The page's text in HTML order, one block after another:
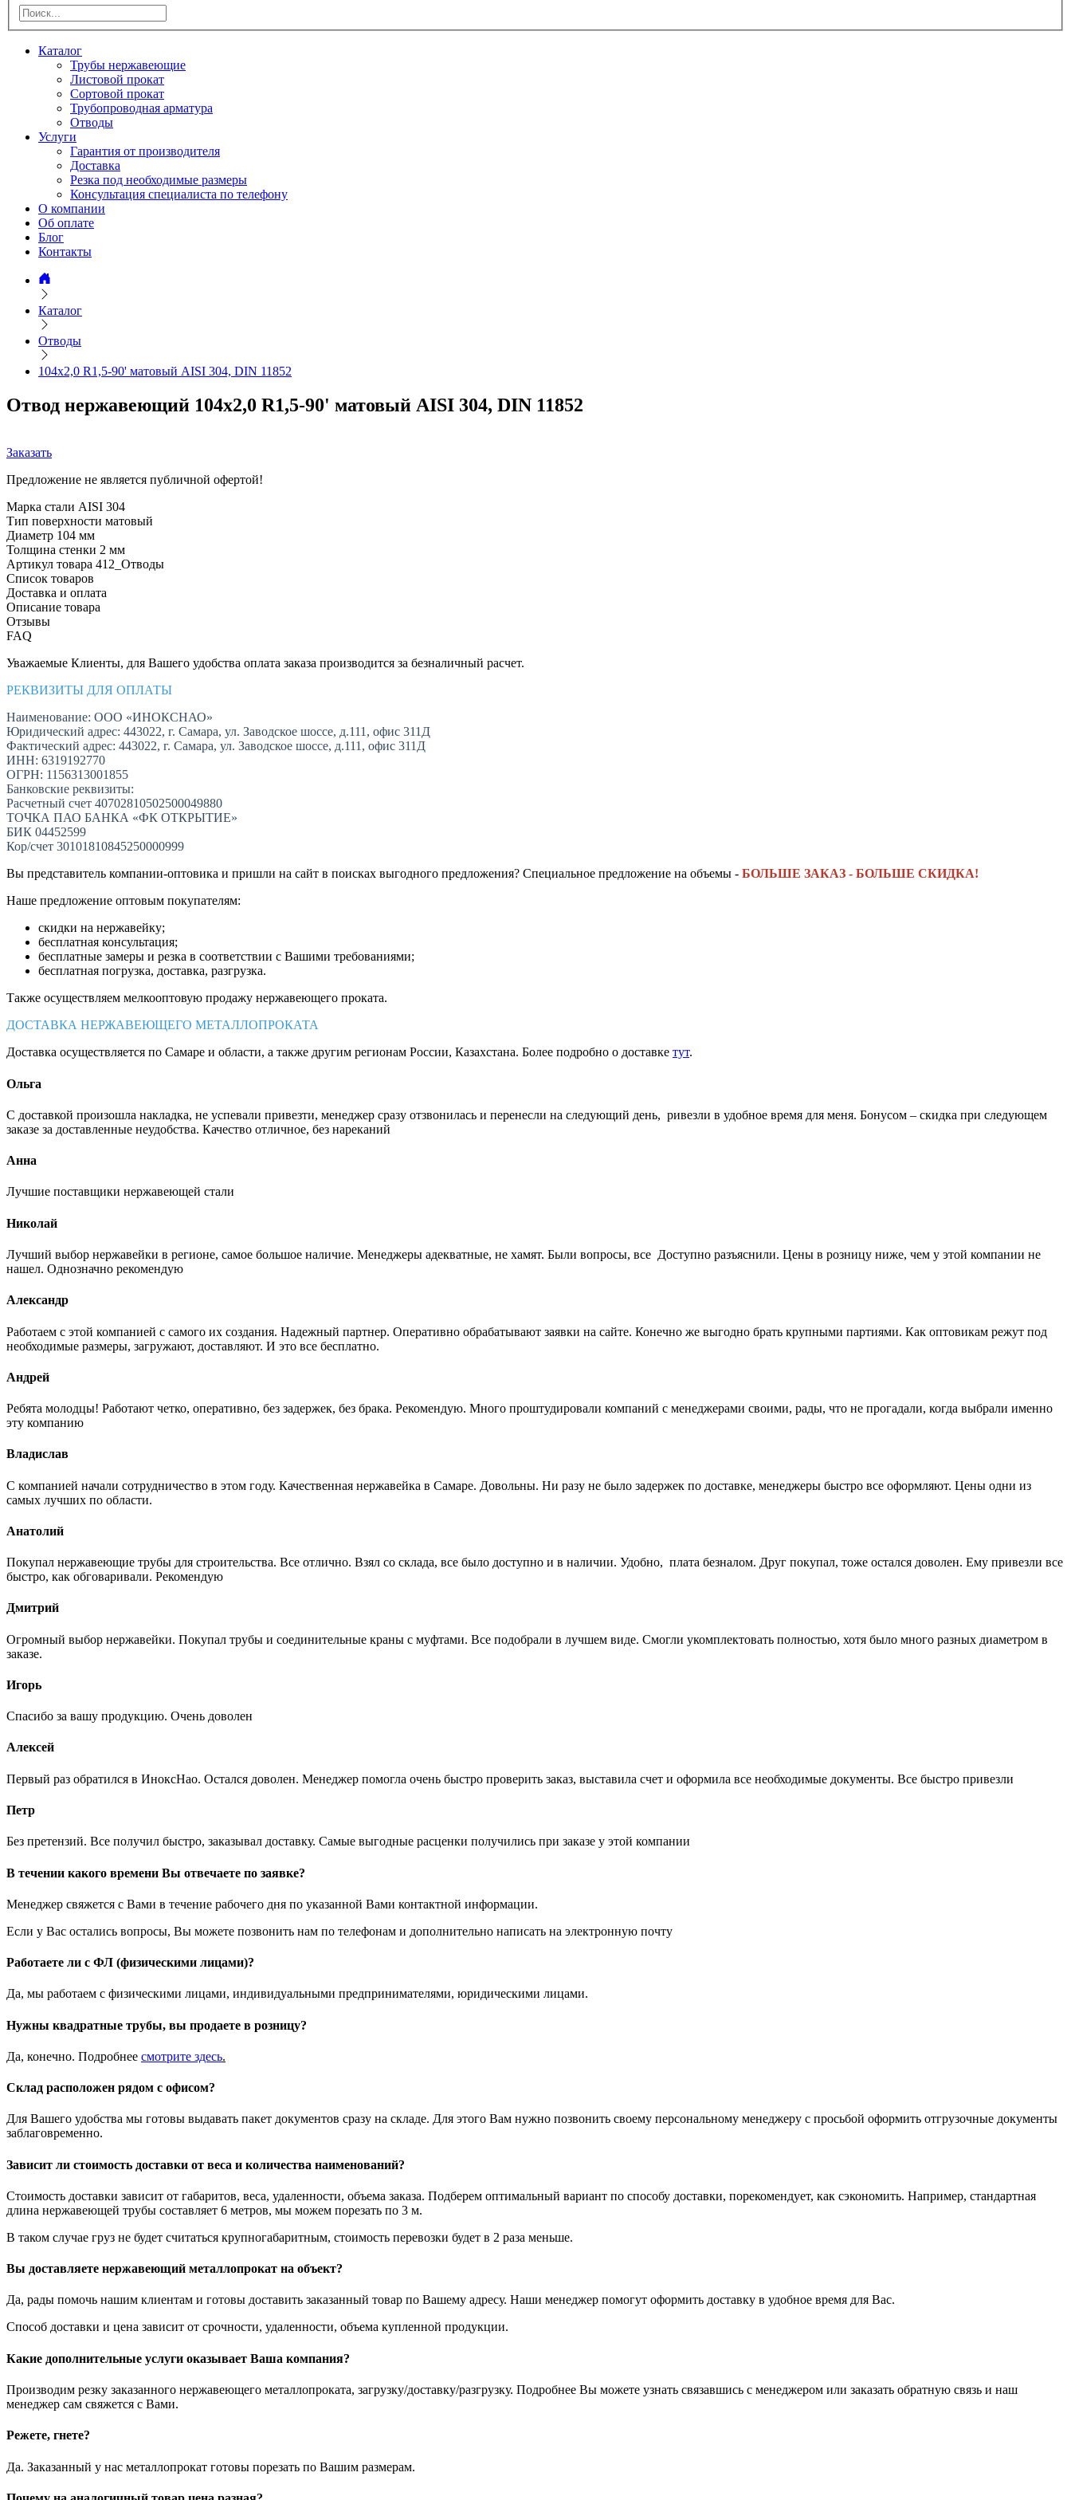
Каталог
Трубы нержавеющие
Листовой прокат
Сортовой прокат
Трубопроводная арматура
Отводы
Услуги
Гарантия от производителя
Доставка
Резка под необходимые размеры
Консультация специалиста по телефону
О компании
Об оплате
Блог
Контакты
Каталог
Отводы
104х2,0 R1,5-90' матовый AISI 304, DIN 11852
Отвод нержавеющий 104х2,0 R1,5-90' матовый AISI 304, DIN 11852
Заказать
Предложение не является публичной офертой!
Марка стали AISI 304
Тип поверхности матовый
Диаметр 104 мм
Толщина стенки 2 мм
Артикул товара 412_Отводы
Список товаров
Доставка и оплата
Описание товара
Отзывы
FAQ
Уважаемые Клиенты, для Вашего удобства оплата заказа производится за безналичный расчет.
РЕКВИЗИТЫ ДЛЯ ОПЛАТЫ
Наименование: ООО «ИНОКСНАО»
Юридический адрес: 443022, г. Самара, ул. Заводское шоссе, д.111, офис 311Д
Фактический адрес: 443022, г. Самара, ул. Заводское шоссе, д.111, офис 311Д
ИНН: 6319192770
ОГРН: 1156313001855
Банковские реквизиты:
Расчетный счет 40702810502500049880
ТОЧКА ПАО БАНКА «ФК ОТКРЫТИЕ»
БИК 04452599
Кор/счет 30101810845250000999
Вы представитель компании-оптовика и пришли на сайт в поисках выгодного предложения? Специальное предложение на объемы - БОЛЬШЕ ЗАКАЗ - БОЛЬШЕ СКИДКА!
Наше предложение оптовым покупателям:
скидки на нержавейку;
бесплатная консультация;
бесплатные замеры и резка в соответствии с Вашими требованиями;
бесплатная погрузка, доставка, разгрузка.
Также осуществляем мелкооптовую продажу нержавеющего проката.
ДОСТАВКА НЕРЖАВЕЮЩЕГО МЕТАЛЛОПРОКАТА
Доставка осуществляется по Самаре и области, а также другим регионам России, Казахстана. Более подробно о доставке тут.
Ольга
С доставкой произошла накладка, не успевали привезти, менеджер сразу отзвонилась и перенесли на следующий день, ривезли в удобное время для меня. Бонусом – скидка при следующем
заказе за доставленные неудобства. Качество отличное, без нареканий
Анна
Лучшие поставщики нержавеющей стали
Николай
Лучший выбор нержавейки в регионе, самое большое наличие. Менеджеры адекватные, не хамят. Были вопросы, все Доступно разъяснили. Цены в розницу ниже, чем у этой компании не
нашел. Однозначно рекомендую
Александр
Работаем с этой компанией с самого их создания. Надежный партнер. Оперативно обрабатывают заявки на сайте. Конечно же выгодно брать крупными партиями. Как оптовикам режут под
необходимые размеры, загружают, доставляют. И это все бесплатно.
Андрей
Ребята молодцы! Работают четко, оперативно, без задержек, без брака. Рекомендую. Много проштудировали компаний с менеджерами своими, рады, что не прогадали, когда выбрали именно
эту компанию
Владислав
С компанией начали сотрудничество в этом году. Качественная нержавейка в Самаре. Довольны. Ни разу не было задержек по доставке, менеджеры быстро все оформляют. Цены одни из
самых лучших по области.
Анатолий
Покупал нержавеющие трубы для строительства. Все отлично. Взял со склада, все было доступно и в наличии. Удобно, плата безналом. Друг покупал, тоже остался доволен. Ему привезли все
быстро, как обговаривали. Рекомендую
Дмитрий
Огромный выбор нержавейки. Покупал трубы и соединительные краны с муфтами. Все подобрали в лучшем виде. Смогли укомплектовать полностью, хотя было много разных диаметром в
заказе.
Игорь
Спасибо за вашу продукцию. Очень доволен
Алексей
Первый раз обратился в ИноксНао. Остался доволен. Менеджер помогла очень быстро проверить заказ, выставила счет и оформила все необходимые документы. Все быстро привезли
Петр
Без претензий. Все получил быстро, заказывал доставку. Самые выгодные расценки получились при заказе у этой компании
В течении какого времени Вы отвечаете по заявке?
Менеджер свяжется с Вами в течение рабочего дня по указанной Вами контактной информации.
Если у Вас остались вопросы, Вы можете позвонить нам по телефонам и дополнительно написать на электронную почту
Работаете ли с ФЛ (физическими лицами)?
Да, мы работаем с физическими лицами, индивидуальными предпринимателями, юридическими лицами.
Нужны квадратные трубы, вы продаете в розницу?
Да, конечно. Подробнее смотрите здесь.
Склад расположен рядом с офисом?
Для Вашего удобства мы готовы выдавать пакет документов сразу на складе. Для этого Вам нужно позвонить своему персональному менеджеру с просьбой оформить отгрузочные документы
заблаговременно.
Зависит ли стоимость доставки от веса и количества наименований?
Стоимость доставки зависит от габаритов, веса, удаленности, объема заказа. Подберем оптимальный вариант по способу доставки, порекомендует, как сэкономить. Например, стандартная
длина нержавеющей трубы составляет 6 метров, мы можем порезать по 3 м.
В таком случае груз не будет считаться крупногабаритным, стоимость перевозки будет в 2 раза меньше.
Вы доставляете нержавеющий металлопрокат на объект?
Да, рады помочь нашим клиентам и готовы доставить заказанный товар по Вашему адресу. Наши менеджер помогут оформить доставку в удобное время для Вас.
Способ доставки и цена зависит от срочности, удаленности, объема купленной продукции.
Какие дополнительные услуги оказывает Ваша компания?
Производим резку заказанного нержавеющего металлопроката, загрузку/доставку/разгрузку. Подробнее Вы можете узнать связавшись с менеджером или заказать обратную связь и наш
менеджер сам свяжется с Вами.
Режете, гнете?
Да. Заказанный у нас металлопрокат готовы порезать по Вашим размерам.